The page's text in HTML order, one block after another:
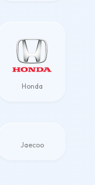
Honda
Jaecoo